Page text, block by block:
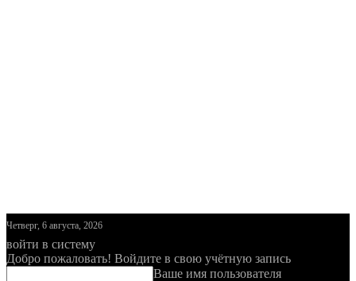
Четверг, 6 августа, 2026
войти в систему
Добро пожаловать! Войдите в свою учётную запись
Ваше имя пользователя